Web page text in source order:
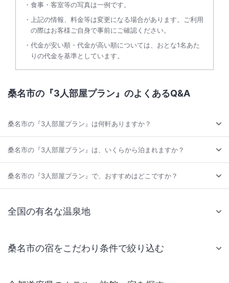
食事・客室等の写真は一例です。
上記の情報、料金等は変更になる場合があります。ご利用
の際はお客様ご自身で事前にご確認ください。
代金が安い順・代金が高い順については、おとな1名あた
りの代金を基準としています。
桑名市の『3人部屋プラン』のよくあるQ&A
桑名市の『3人部屋プラン』は何軒ありますか？
桑名市の『3人部屋プラン』は、いくらから泊まれますか？
桑名市の『3人部屋プラン』で、おすすめはどこですか？
全国の有名な温泉地
桑名市の宿をこだわり条件で絞り込む